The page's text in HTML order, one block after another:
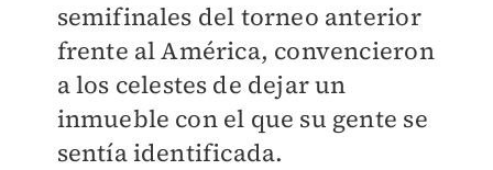
semifinales del torneo anterior
frente al América, convencieron
a los celestes de dejar un
inmueble con el que su gente se
sentía identificada.